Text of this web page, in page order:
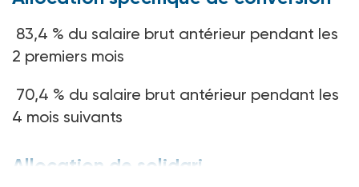
83,4 % du salaire brut antérieur pendant les
2 premiers mois
70,4 % du salaire brut antérieur pendant les
4 mois suivants
Allocation de solidari